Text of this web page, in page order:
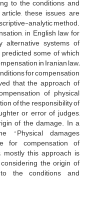
to the conditions and
these issues are
analytic method.
in English law for
alternative systems of
some of which
in Iranian law;
for compensation
that the approach of
of physical
of the responsibility of
or error of judges,
of the damage. In a
"Physical damages
for compensation of
mostly this approach is
the origin of
the conditions and